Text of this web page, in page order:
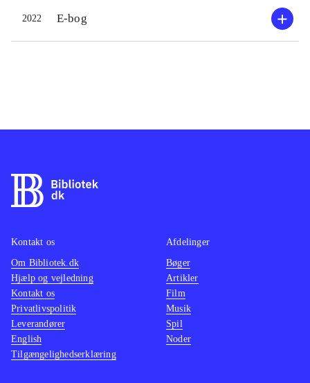
2022 E-bog
Kontakt os
Om Bibliotek.dk
Hjælp og vejledning
Kontakt os
Privatlivspolitik
Leverandører
English
Tilgængelighedserklæring
Afdelinger
Bøger
Artikler
Film
Musik
Spil
Noder